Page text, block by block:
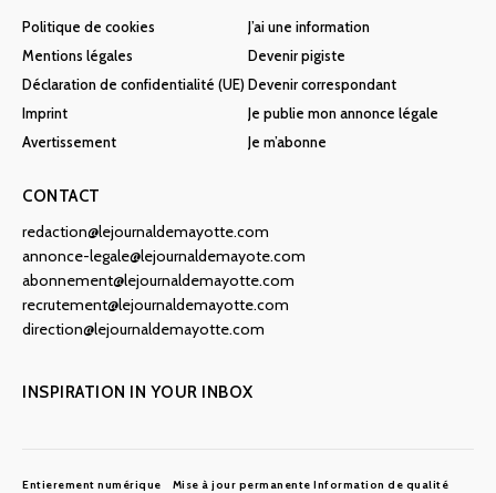
Politique de cookies
Mentions légales
Déclaration de confidentialité (UE)
Imprint
Avertissement
J’ai une information
Devenir pigiste
Devenir correspondant
Je publie mon annonce légale
Je m’abonne
CONTACT
redaction@lejournaldemayotte.com
annonce-legale@lejournaldemayote.com
abonnement@lejournaldemayotte.com
recrutement@lejournaldemayotte.com
direction@lejournaldemayotte.com
INSPIRATION IN YOUR INBOX
Entierement numérique Mise à jour permanente Information de qualité